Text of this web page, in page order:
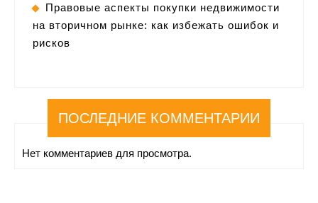
Правовые аспекты покупки недвижимости
на вторичном рынке: как избежать ошибок и
рисков
ПОСЛЕДНИЕ КОММЕНТАРИИ
Нет комментариев для просмотра.